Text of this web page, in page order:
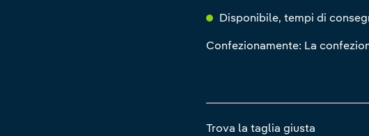
Disponibile, tempi di
Confezionamente: La
Trova la taglia giusta